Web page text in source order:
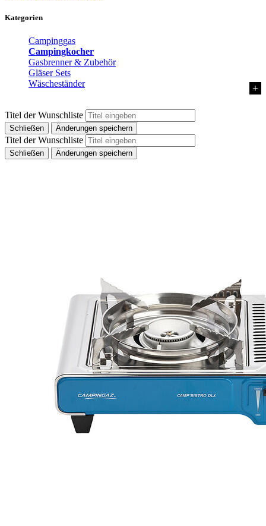
Kategorien
Campinggas
Campingkocher
Gasbrenner & Zubehör
Gläser Sets
Wäscheständer
Titel der Wunschliste
Schließen Änderungen speichern
Titel der Wunschliste
Schließen Änderungen speichern